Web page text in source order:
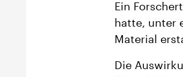
Ein
hatte, unter
Material
Die